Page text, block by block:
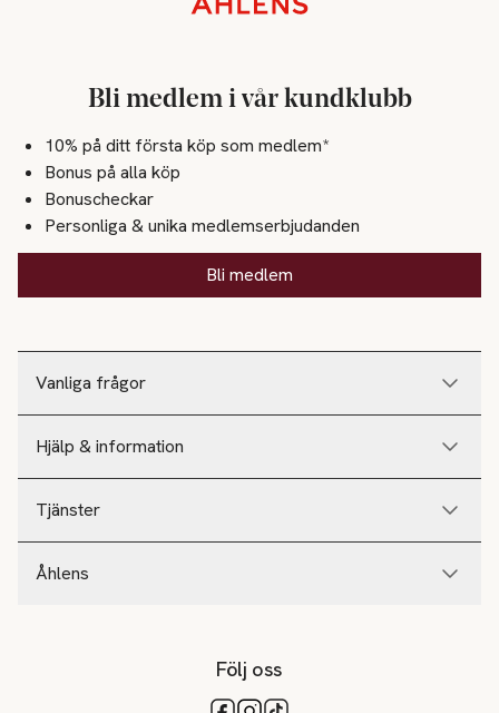
Vanliga frågor
Hjälp & information
Tjänster
Åhlens
Bli medlem i vår kundklubb
10% på ditt första köp som medlem*
Bonus på alla köp
Bonuscheckar
Personliga & unika medlemserbjudanden
Bli medlem
Följ oss